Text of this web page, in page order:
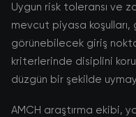
Uygun risk toleransı ve
mevcut piyasa koşulları,
görünebilecek giriş
kriterlerinde disiplini
düzgün bir şekilde
AMCH araştırma ekibi,